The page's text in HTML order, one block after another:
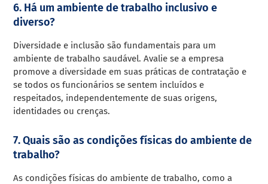
6. Há um ambiente de trabalho inclusivo e
diverso?
Diversidade e inclusão são fundamentais para um
ambiente de trabalho saudável. Avalie se a empresa
promove a diversidade em suas práticas de contratação e
se todos os funcionários se sentem incluídos e
respeitados, independentemente de suas origens,
identidades ou crenças.
7. Quais são as condições físicas do ambiente de
trabalho?
As condições físicas do ambiente de trabalho, como a